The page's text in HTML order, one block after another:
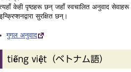
त्यहाँ केही पृष्ठहरू छन् जहाँ स्वचालित अनुवाद
इन्क्रिप्शनद्वारा सुरक्षित छन्।
गुगल अनुवाद
tiếng việt（ベトナム語）